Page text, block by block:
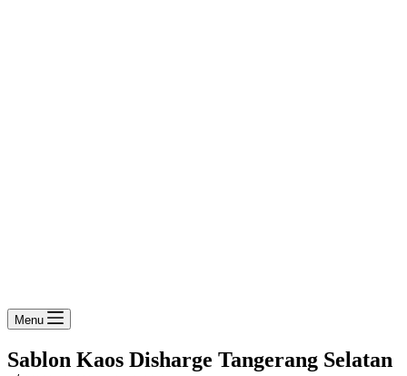
Menu
Sablon Kaos Disharge Tangerang Selatan